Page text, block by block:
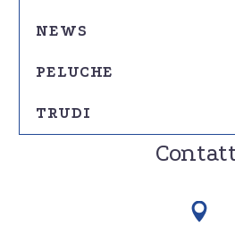
NEWS
PELUCHE
TRUDI

